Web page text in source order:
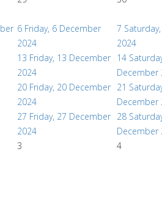
6 Friday, 6 December
2024
7
2024
13 Friday, 13 December
2024
14
December
20 Friday, 20 December
2024
21
December
27 Friday, 27 December
2024
28
December
3 4